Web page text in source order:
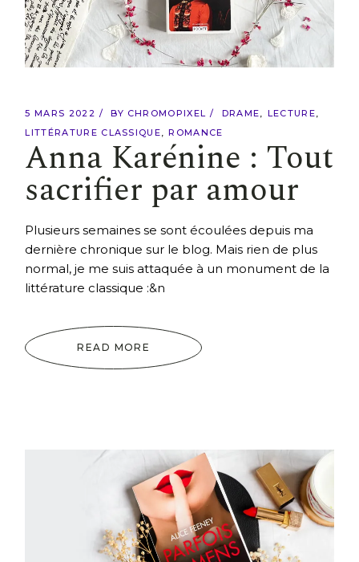
5 MARS 2022 BY CHROMOPIXEL DRAME
LECTURE
LITTÉRATURE CLASSIQUE
ROMANCE
Anna Karénine : Tout
sacrifier par amour
Plusieurs semaines se sont écoulées depuis ma
dernière chronique sur le blog. Mais rien de plus
normal, je me suis attaquée à un monument de la
littérature classique :&n
READ MORE